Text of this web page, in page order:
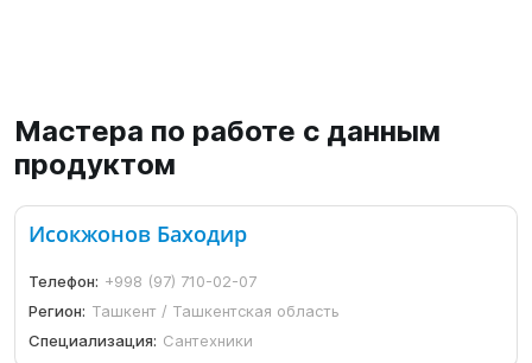
Мастера по работе с данным
продуктом
Исокжонов Баходир
Телефон: +998 (97) 710-02-07
Регион: Ташкент / Ташкентская область
Специализация: Сантехники